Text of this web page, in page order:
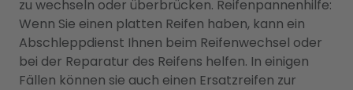
zu wechseln oder überbrücken. Reifenpannenhilfe:
Wenn Sie einen platten Reifen haben, kann ein
Abschleppdienst Ihnen beim Reifenwechsel oder
bei der Reparatur des Reifens helfen. In einigen
Fällen können sie auch einen Ersatzreifen zur